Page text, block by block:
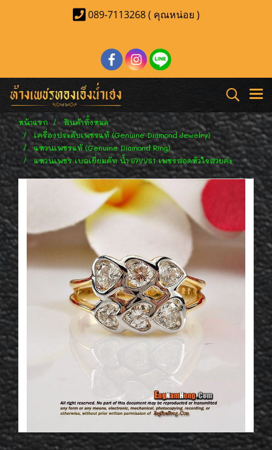
089-7113268 ( คุณหน่อย )
หน้าแรก
สินค้าทั้งหมด
เครื่องประดับเพชรแท้ (Genuine Diamond Jewelry)
แหวนเพชรแท้ (Genuine Diamond Ring)
แหวนเพชร เบลเยี่ยมคัท น้ำ 97VVS1 เพชรสอดหัวใจสวยค่ะ